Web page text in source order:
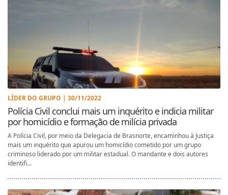
LÍDER DO GRUPO | 30/11/2022
Polícia Civil conclui mais um inquérito e indicia militar
por homicídio e formação de milícia privada
A Polícia Civil, por meio da Delegacia de Brasnorte, encaminhou à Justiça
mais um inquérito que apurou um homicídio cometido por um grupo
criminoso liderado por um militar estadual. O mandante e dois autores
identifi...